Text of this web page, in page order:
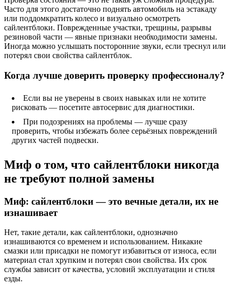
Часто для этого достаточно поднять автомобиль на эстакаду
или поддомкратить колесо и визуально осмотреть
сайлентблоки. Поврежденные участки, трещины, разрывы
резиновой части — явные признаки необходимости замены.
Иногда можно услышать посторонние звуки, если треснул или
потерял свои свойства сайлентблок.
Когда лучше доверить проверку профессионалу?
Если вы не уверены в своих навыках или не хотите
рисковать — посетите автосервис для диагностики.
При подозрениях на проблемы — лучше сразу
проверить, чтобы избежать более серьёзных повреждений
других частей подвески.
Миф о том, что сайлентблоки никогда
не требуют полной замены
Миф: сайлентблоки — это вечные детали, их не
изнашивает
Нет, такие детали, как сайлентблоки, однозначно
изнашиваются со временем и использованием. Никакие
смазки или присадки не помогут избавиться от износа, если
материал стал хрупким и потерял свои свойства. Их срок
службы зависит от качества, условий эксплуатации и стиля
езды.